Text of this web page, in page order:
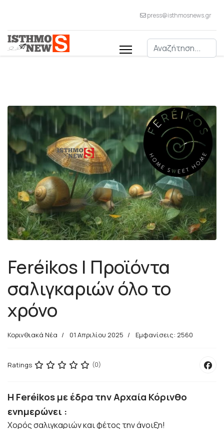
press@isthmosnews.gr
Αναζήτηση
Feréikos | Προϊόντα
σαλιγκαριών όλο το
χρόνο
Κορινθιακά Νέα 01 Απριλίου 2025 Εμφανίσεις: 2560
Ratings (0)
Η Feréikos με έδρα την Αρχαία Κόρινθο
ενημερώνει :
Χορός σαλιγκαριών και φέτος την άνοιξη!